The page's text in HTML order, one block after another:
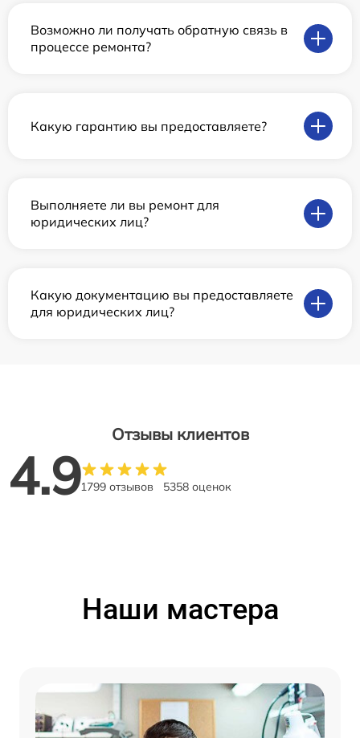
Возможно ли получать обратную связь в
процессе ремонта?
Какую гарантию вы предоставляете?
Выполняете ли вы ремонт для
юридических лиц?
Какую документацию вы предоставляете
для юридических лиц?
Отзывы клиентов
4.91799 отзывов 5358 оценок
Наши мастера